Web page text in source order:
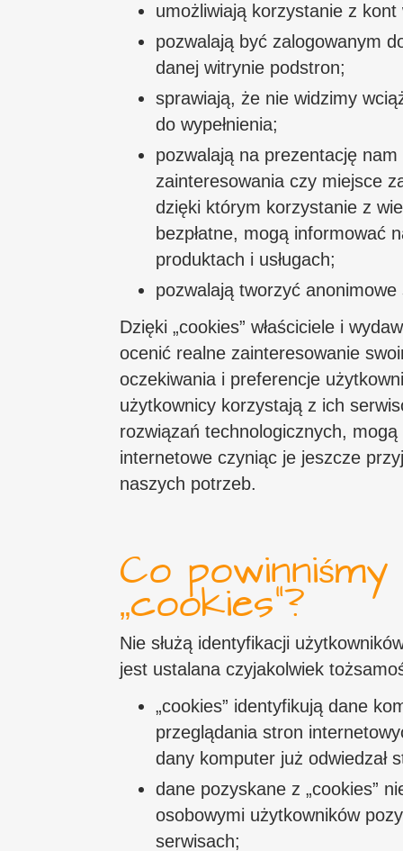
umożliwiają korzystanie z kont
pozwalają być zalogowanym
danej witrynie podstron;
sprawiają, że nie widzimy
do wypełnienia;
pozwalają na prezentację
zainteresowania czy miejsce
dzięki którym korzystanie z
bezpłatne, mogą informować
produktach i usługach;
pozwalają tworzyć
Dzięki „cookies” właściciele i
ocenić realne zainteresowanie
oczekiwania i preferencje
użytkownicy korzystają z ich
rozwiązań technologicznych,
internetowe czyniąc je jeszcze
naszych potrzeb.
Co
„cookies”?
Nie służą identyfikacji
jest ustalana czyjakolwiek
„cookies” identyfikują dane
przeglądania stron
dany komputer już odwiedzał
dane pozyskane z „cookies”
osobowymi użytkowników
serwisach;